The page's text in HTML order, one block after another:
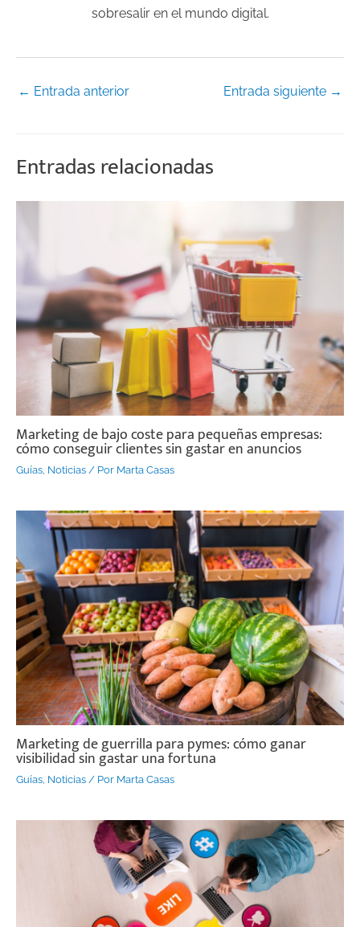
sobresalir en el mundo digital.
← Entrada anterior Entrada siguiente →
Entradas relacionadas
Marketing de bajo coste para pequeñas empresas:
cómo conseguir clientes sin gastar en anuncios
Guías Noticias / Por Marta Casas
Marketing de guerrilla para pymes: cómo ganar
visibilidad sin gastar una fortuna
Guías Noticias / Por Marta Casas